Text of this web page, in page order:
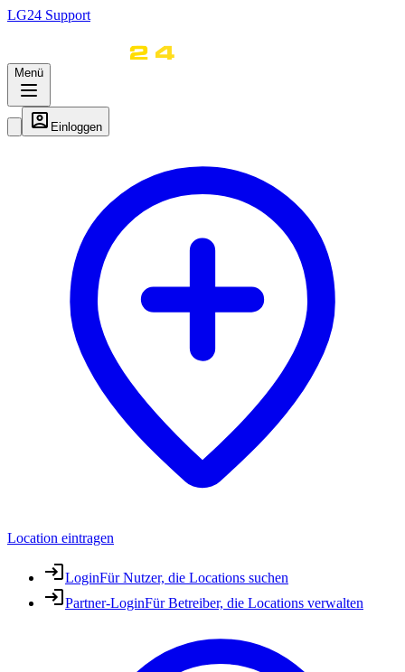
LG24 Support
Menü
Einloggen
Location eintragen
LoginFür Nutzer, die Locations suchen
Partner-LoginFür Betreiber, die Locations verwalten